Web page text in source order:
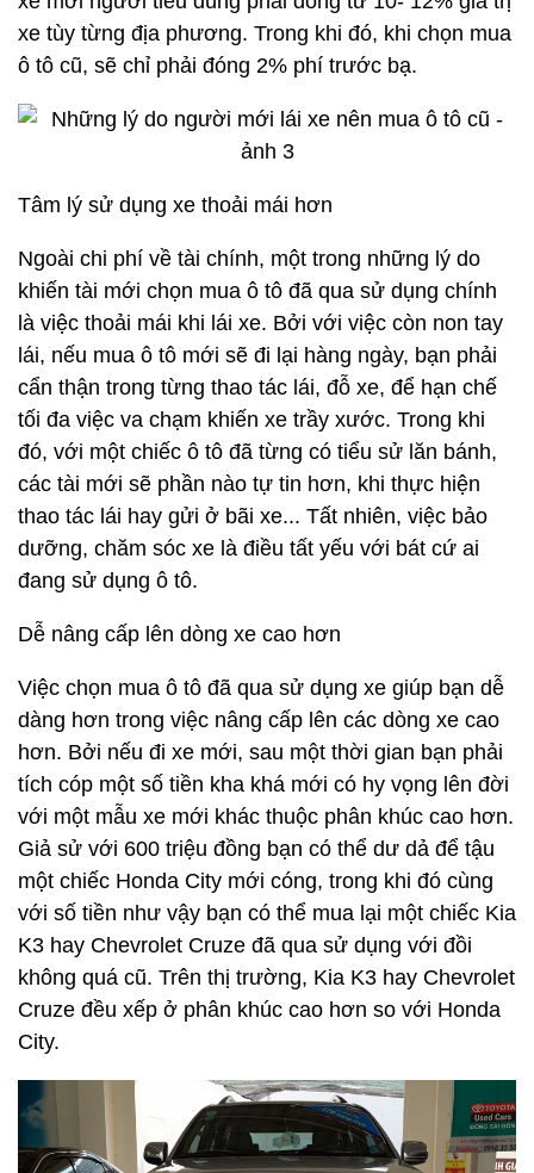
xe tùy từng địa phương. Trong khi đó, khi chọn mua
ô tô cũ, sẽ chỉ phải đóng 2% phí trước bạ.
Tâm lý sử dụng xe thoải mái hơn
Ngoài chi phí về tài chính, một trong những lý do
khiến tài mới chọn mua ô tô đã qua sử dụng chính
là việc thoải mái khi lái xe. Bởi với việc còn non tay
lái, nếu mua ô tô mới sẽ đi lại hàng ngày, bạn phải
cẩn thận trong từng thao tác lái, đỗ xe, để hạn chế
tối đa việc va chạm khiến xe trầy xước. Trong khi
đó, với một chiếc ô tô đã từng có tiểu sử lăn bánh,
các tài mới sẽ phần nào tự tin hơn, khi thực hiện
thao tác lái hay gửi ở bãi xe... Tất nhiên, việc bảo
dưỡng, chăm sóc xe là điều tất yếu với bát cứ ai
đang sử dụng ô tô.
Dễ nâng cấp lên dòng xe cao hơn
Việc chọn mua ô tô đã qua sử dụng xe giúp bạn dễ
dàng hơn trong việc nâng cấp lên các dòng xe cao
hơn. Bởi nếu đi xe mới, sau một thời gian bạn phải
tích cóp một số tiền kha khá mới có hy vọng lên đời
với một mẫu xe mới khác thuộc phân khúc cao hơn.
Giả sử với 600 triệu đồng bạn có thể dư dả để tậu
một chiếc Honda City mới cóng, trong khi đó cùng
với số tiền như vậy bạn có thể mua lại một chiếc Kia
K3 hay Chevrolet Cruze đã qua sử dụng với đồi
không quá cũ. Trên thị trường, Kia K3 hay Chevrolet
Cruze đều xếp ở phân khúc cao hơn so với Honda
City.